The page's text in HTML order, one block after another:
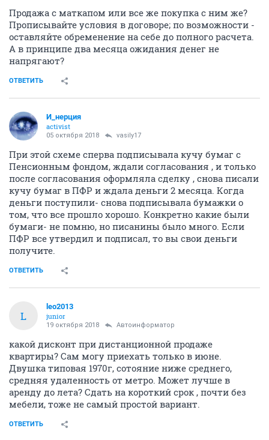
Продажа с маткапом или все же покупка с ним же?
Прописывайте условия в договоре; по возможности -
оставляйте обременение на себе до полного расчета.
А в принципе два месяца ожидания денег не
напрягают?
ОТВЕТИТЬ
И_нерция
activist
05 октября 2018 vasily17
При этой схеме сперва подписывала кучу бумаг с
Пенсионным фондом, ждали согласования , и только
после согласования оформляла сделку , снова писали
кучу бумаг в ПФР и ждала деньги 2 месяца. Когда
деньги поступили- снова подписывала бумажки о
том, что все прошло хорошо. Конкретно какие были
бумаги- не помню, но писанины было много. Если
ПФР все утвердил и подписал, то вы свои деньги
получите.
ОТВЕТИТЬ
L
leo2013
junior
19 октября 2018 Автоинформатор
какой дисконт при дистанционной продаже
квартиры? Сам могу приехать только в июне.
Двушка типовая 1970г, сотояние ниже среднего,
средняя удаленность от метро. Может лучше в
аренду до лета? Сдать на короткий срок , почти без
мебели, тоже не самый простой вариант.
ОТВЕТИТЬ